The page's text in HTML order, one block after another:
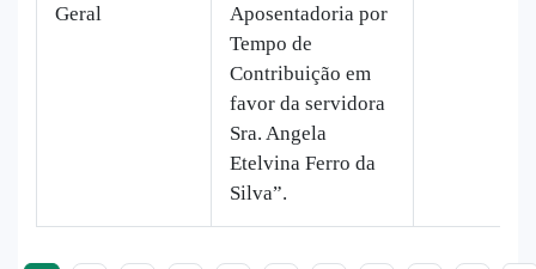
Geral
Aposentadoria por
Tempo de
Contribuição em
favor da servidora
Sra. Angela
Etelvina Ferro da
Silva”.